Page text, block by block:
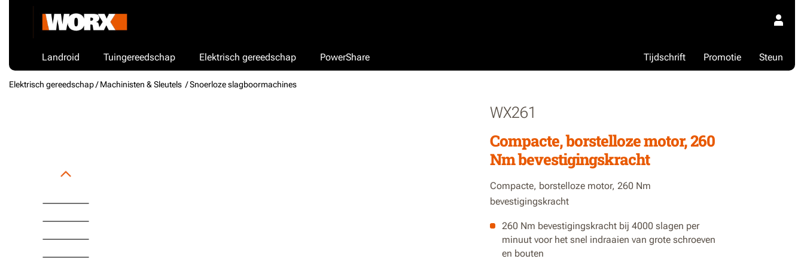
Landroid Tuingereedschap Elektrisch gereedschap PowerShare Steun
Promotie
Tijdschrift
Elektrisch gereedschap /Machinisten & Sleutels / Snoerloze slagboormachines
WX261
Compacte, borstelloze motor, 260
Nm bevestigingskracht
Compacte, borstelloze motor, 260 Nm
bevestigingskracht
260 Nm bevestigingskracht bij 4000 slagen per
minuut voor het snel indraaien van grote schroeven
en bouten